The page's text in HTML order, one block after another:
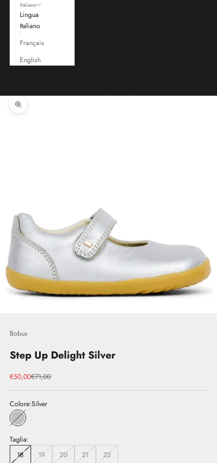
Italiano
Lingua
Italiano
Français
English
Ingrandisci immagine
Bobux
Step Up Delight Silver
Prezzo scontato
€50,00Prezzo
€71,00
Colore:Silver
Silver
Taglia:
18
19 20 21 22